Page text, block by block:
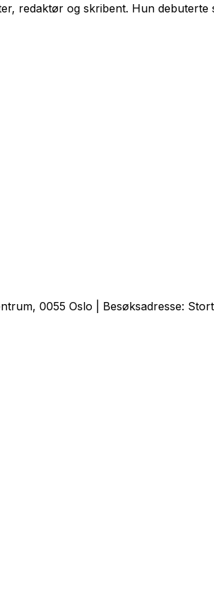
redaktør og skribent. Hun
0055 Oslo | Besøksadresse: